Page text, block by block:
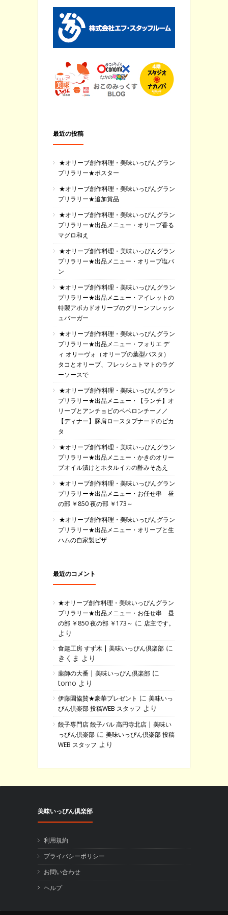
最近の投稿
★オリーブ創作料理・美味いっぴんグラン
プリラリー★ポスター
★オリーブ創作料理・美味いっぴんグラン
プリラリー★追加賞品
★オリーブ創作料理・美味いっぴんグラン
プリラリー★出品メニュー・オリーブ香る
マグロ和え
★オリーブ創作料理・美味いっぴんグラン
プリラリー★出品メニュー・オリーブ塩パ
ン
★オリーブ創作料理・美味いっぴんグラン
プリラリー★出品メニュー・アイレットの
特製アボカドオリーブのグリーンフレッシ
ュバーガー
★オリーブ創作料理・美味いっぴんグラン
プリラリー★出品メニュー・フォリエ デ
ィ オリーヴォ（オリーブの葉型パスタ）
タコとオリーブ、フレッシュトマトのラグ
ーソースで
★オリーブ創作料理・美味いっぴんグラン
プリラリー★出品メニュー・【ランチ】オ
リーブとアンチョビのペペロンチーノ／
【ディナー】豚肩ロースタプナードのピカ
タ
★オリーブ創作料理・美味いっぴんグラン
プリラリー★出品メニュー・かきのオリー
ブオイル漬けとホタルイカの酢みそあえ
★オリーブ創作料理・美味いっぴんグラン
プリラリー★出品メニュー・お任せ串 昼
の部 ￥850 夜の部 ￥173～
★オリーブ創作料理・美味いっぴんグラン
プリラリー★出品メニュー・オリーブと生
ハムの自家製ピザ
最近のコメント
★オリーブ創作料理・美味いっぴんグラン
プリラリー★出品メニュー・お任せ串 昼
の部 ￥850 夜の部 ￥173～ に 店主です。
より
食趣工房 すず木 | 美味いっぴん倶楽部 に
きくま より
薬師の大番 | 美味いっぴん倶楽部 に
tomo より
伊藤園協賛★豪華プレゼント に 美味いっ
ぴん倶楽部 投稿WEB スタッフ より
餃子専門店 餃子バル 高円寺北店 | 美味い
っぴん倶楽部 に 美味いっぴん倶楽部 投稿
WEB スタッフ より
美味いっぴん倶楽部
利用規約
プライバシーポリシー
お問い合わせ
ヘルプ